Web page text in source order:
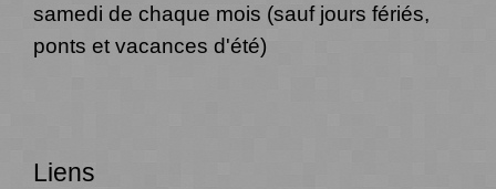
samedi de chaque mois (sauf jours fériés,
ponts et vacances d'été)
Liens